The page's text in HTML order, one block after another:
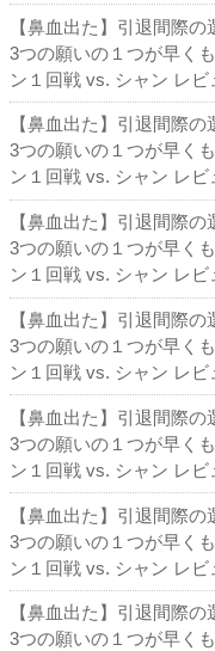
【鼻血出た】引退間際
3つの願いの１つが早く
ン１回戦 vs. シャン レビ
【鼻血出た】引退間際
3つの願いの１つが早く
ン１回戦 vs. シャン レビ
【鼻血出た】引退間際
3つの願いの１つが早く
ン１回戦 vs. シャン レビ
【鼻血出た】引退間際
3つの願いの１つが早く
ン１回戦 vs. シャン レビ
【鼻血出た】引退間際
3つの願いの１つが早く
ン１回戦 vs. シャン レビ
【鼻血出た】引退間際
3つの願いの１つが早く
ン１回戦 vs. シャン レビ
【鼻血出た】引退間際
3つの願いの１つが早く